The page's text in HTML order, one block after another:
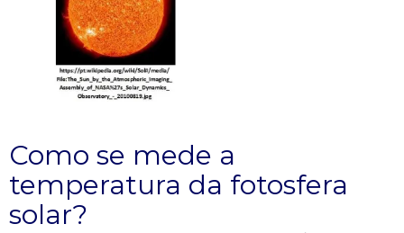
Como se mede a
temperatura da fotosfera
solar?